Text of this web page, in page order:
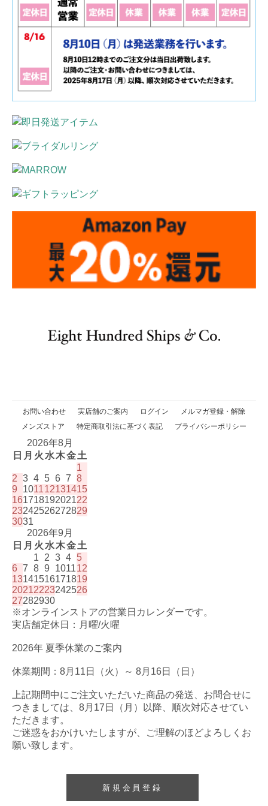
お問い合わせ 実店舗のご案内 ログイン
メルマガ登録・解除
メンズストア
特定商取引法に基づく表記 プライバシーポリシー
2026年8月
日 月 火 水木金土
1
2 3 4 5 6 7 8
9
101112131415
16171819202122
23242526272829
3031
2026年9月
日 月 火 水木金土
1
2 3 4 5
6 7 8 9 101112
13141516171819
20212223242526
27282930
※オンラインストアの営業日カレンダーです。
実店舗定休日：月曜/火曜
2026年 夏季休業のご案内
休業期間：8月11日（火）～ 8月16日（日）
上記期間中にご注文いただいた商品の発送、お問合せに
つきましては、8月17日（月）以降、順次対応させてい
ただきます。
ご迷惑をおかけいたしますが、ご理解のほどよろしくお
願い致します。
新規会員登録